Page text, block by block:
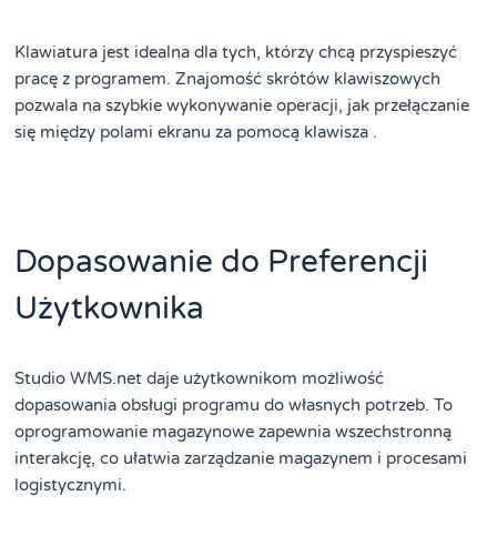
Klawiatura jest idealna dla tych, którzy chcą przyspieszyć
pracę z programem. Znajomość skrótów klawiszowych
pozwala na szybkie wykonywanie operacji, jak przełączanie
się między polami ekranu za pomocą klawisza .
Dopasowanie do Preferencji
Użytkownika
Studio WMS.net daje użytkownikom możliwość
dopasowania obsługi programu do własnych potrzeb. To
oprogramowanie magazynowe zapewnia wszechstronną
interakcję, co ułatwia zarządzanie magazynem i procesami
logistycznymi.